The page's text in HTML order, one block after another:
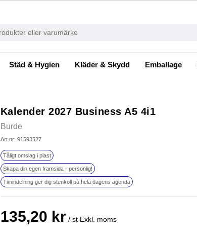
Städ & Hygien Kläder & Skydd Emballage
Kalender 2027 Business A5 4i1
Burde
Art.nr: 91593527
Tåligt omslag i plast
Skapa din egen framsida - personlig!
Timindelning ger dig stenkoll på hela dagens agenda
135,20 kr / st Exkl. moms